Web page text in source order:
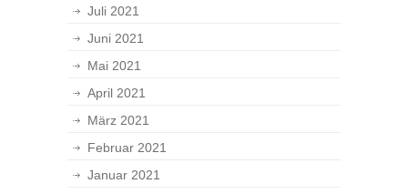
Juli 2021
Juni 2021
Mai 2021
April 2021
März 2021
Februar 2021
Januar 2021